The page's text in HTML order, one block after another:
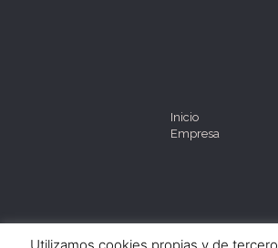
Inicio
Empresa